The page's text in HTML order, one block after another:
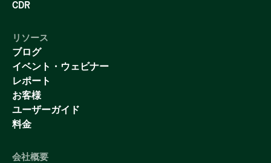
CDR
リソース
ブログ
イベント・ウェビナー
レポート
お客様
ユーザーガイド
料金
会社概要